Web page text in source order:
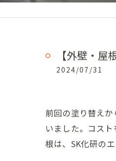
【外壁・
2024/07/31
前回の塗り替え
いました。コス
根は、SK化研の